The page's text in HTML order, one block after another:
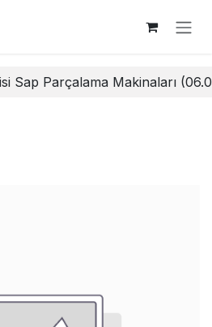
Sap Parçalama Makinaları